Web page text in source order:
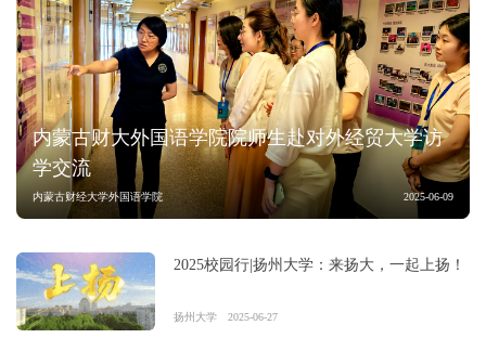
内蒙古财大外国语学院院师生赴对外经贸大学访
学交流
内蒙古财经大学外国语学院 2025-06-09
2025校园行|扬州大学：来扬大，一起上扬！
扬州大学 2025-06-27